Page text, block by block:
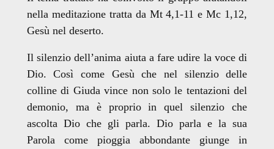
nella meditazione tratta da Mt 4,1-11 e Mc 1,12,
Gesù nel deserto.
Il silenzio dell’anima aiuta a fare udire la voce di
Dio. Così come Gesù che nel silenzio delle
colline di Giuda vince non solo le tentazioni del
demonio, ma è proprio in quel silenzio che
ascolta Dio che gli parla. Dio parla e la sua
Parola come pioggia abbondante giunge in